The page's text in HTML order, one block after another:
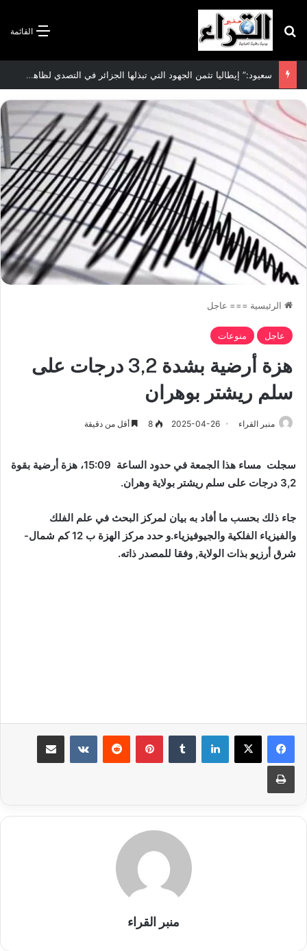
القائمة بحث عن
سعيود:” إيطاليا تثمن الجهود التي تبذلها الجزائر في التصدي لظاهرة الهجرة غير الشرعية”
الرئيسية === عاجل
عاجل منوعات
هزة أرضية بشدة 3,2 درجات على
سلم ريشتر بوهران
منبر القراء 2025-04-26
8 أقل من دقيقة
سجلت مساء هذا الجمعة في حدود الساعة 15:09، هزة أرضية بقوة
3,2 درجات على سلم ريشتر بولاية وهران.
جاء ذلك بحسب ما أفاد به بيان لمركز البحث في علم الفلك
والفيزياء الفلكية والجيوفيزياء.و حدد مركز الهزة ب 12 كم شمال-
شرق أرزيو بذات الولاية, وفقا للمصدر ذاته.
لينكدإن بينتيريست
طباعة
منبر القراء